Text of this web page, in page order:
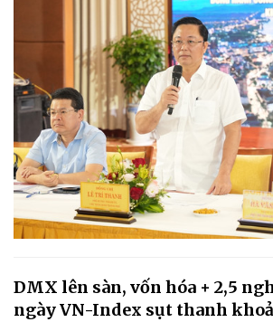
DMX lên sàn, vốn hóa + 2,5
ngày VN-Index sụt thanh